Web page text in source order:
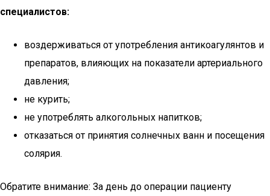
специалистов:
воздерживаться от употребления антикоагулянтов и
препаратов, влияющих на показатели артериального
давления;
не курить;
не употреблять алкогольных напитков;
отказаться от принятия солнечных ванн и посещения
солярия.
Обратите внимание: За день до операции пациенту